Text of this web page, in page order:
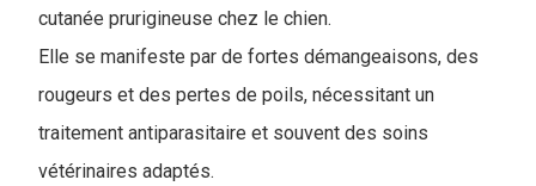
cutanée prurigineuse chez le chien.
Elle se manifeste par de fortes démangeaisons, des
rougeurs et des pertes de poils, nécessitant un
traitement antiparasitaire et souvent des soins
vétérinaires adaptés.